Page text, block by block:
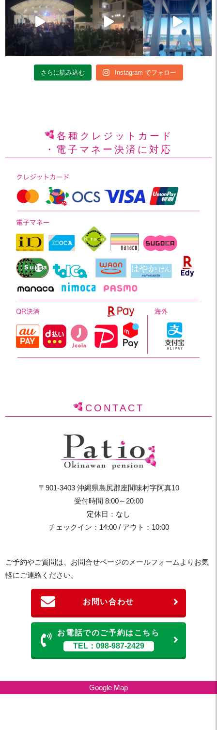
さらに読み込む Instagram でフォロー
各種クレジットカード
・電子マネー決済に対応
CONTACT
〒901-3403 沖縄県島尻郡座間味村字阿真10
受付時間 8:00～20:00
定休日：なし
チェックイン：14:00 / アウト：10:00
ご予約やご質問は、お問合せページのメールフォームよりお気
軽にご連絡ください。
お問い合わせ
お電話でのご予約はこちら
TEL：098-987-2429
Google Map